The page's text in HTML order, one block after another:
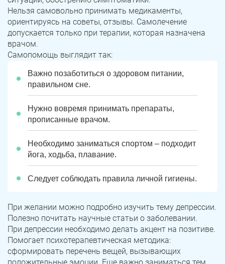
Нельзя самовольно принимать медикаменты,
ориентируясь на советы, отзывы. Самолечение
допускается только при терапии, которая назначена
врачом.
Самопомощь выглядит так:
Важно позаботиться о здоровом питании,
правильном сне.
Нужно вовремя принимать препараты,
прописанные врачом.
Необходимо заниматься спортом – подходит
йога, ходьба, плавание.
Следует соблюдать правила личной гигиены.
При желании можно подробно изучить тему депрессии.
Полезно почитать научные статьи о заболевании.
При депрессии необходимо делать акцент на позитиве.
Помогает психотерапевтическая методика:
сформировать перечень вещей, вызывающих